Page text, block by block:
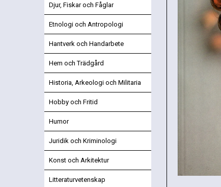
Djur, Fiskar och Fåglar
Etnologi och Antropologi
Hantverk och Handarbete
Hem och Trädgård
Historia, Arkeologi och Militaria
Hobby och Fritid
Humor
Juridik och Kriminologi
Konst och Arkitektur
Litteraturvetenskap